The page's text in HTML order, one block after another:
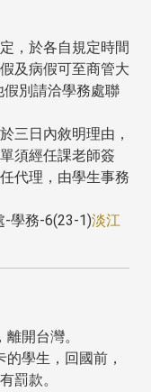
，於各自規定時間
及病假可至商管大
別請洽學務處聯
三日內敘明理由，
須經任課老師簽
代理，由學生事務
-學務-6(23-1)淡江
開台灣。
學生，回國前，
罰款。